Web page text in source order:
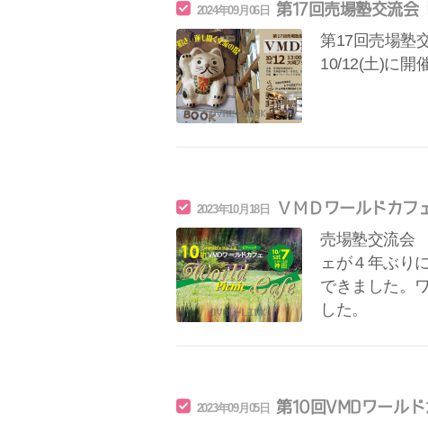
2024年09月06日 第17回売場塾交流
第17回売場塾
10/12(土)に開
2023年10月18日 ＶＭＤワールドカフ
売場塾交流会
ェが４年ぶり
できました。
した。
2023年09月05日 第10回VMDワール